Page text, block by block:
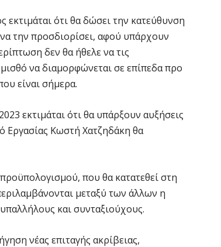
ότι θα δώσει την κατεύθυνση
την προσδιορίσει, αφού υπάρχουν
δεν θα ήθελε να τις
να διαμορφώνεται σε επίπεδα προ
είναι σήμερα.
εκτιμάται ότι θα υπάρξουν αυξήσεις
Εργασίας Κωστή Χατζηδάκη θα
που θα κατατεθεί στη
μεταξύ των άλλων η
και συνταξιούχους.
νέας επιταγής ακρίβειας,